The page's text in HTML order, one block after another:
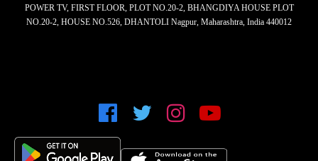
POWER TV, FIRST FLOOR, PLOT NO.20-2, BHANGDIYA HOUSE PLOT
NO.20-2, HOUSE NO.526, DHANTOLI Nagpur, Maharashtra, India 440012